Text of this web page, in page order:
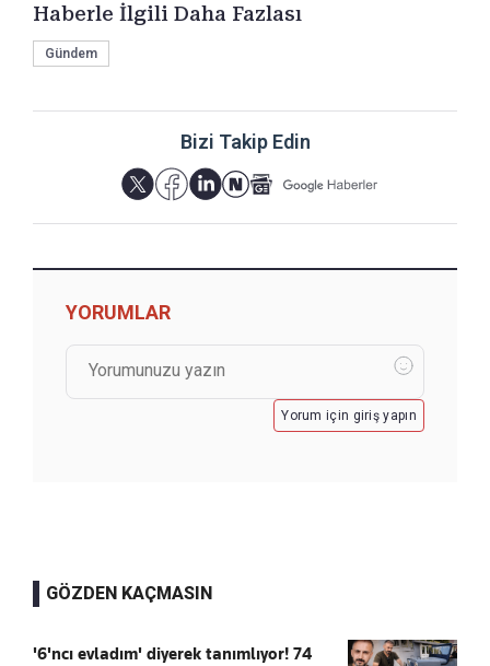
Haberle İlgili Daha Fazlası
Gündem
Bizi Takip Edin
YORUMLAR
Yorum için giriş yapın
GÖZDEN KAÇMASIN
'6'ncı evladım' diyerek tanımlıyor! 74